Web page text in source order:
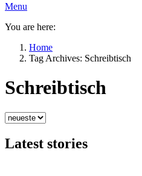
Menu
You are here:
Home
Tag Archives: Schreibtisch
Schreibtisch
Latest stories